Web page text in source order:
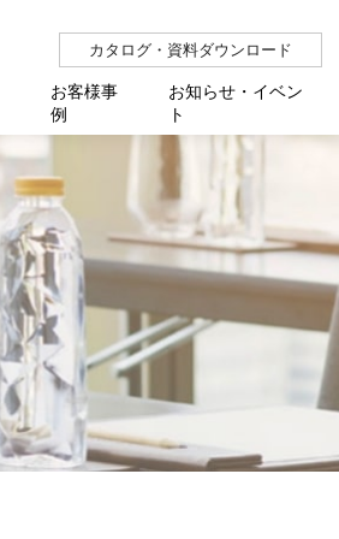
カタログ・資料ダウンロード
導入支援 Net.Pro
業務代行 Net.Assist
製品保守 Net.Cover
統合管理 Net.AMF
自治体向け
小中高・教育委員会向け
大学向け
製造業向け
企業向け
アプリケーション連携 AMF-SEC
オフラインバックアップ
クラウド型インシデントレスポ
Platform
よくあるご質問 / お困りのとき
障害発生時に必要な情報
オンサイトサービス契約中のお
お客様事
例
企業
イベント
お知らせ・イベン
ト
セミナー
グループ会社一覧
ダイバーシティ推進
マルチステークホルダー方針